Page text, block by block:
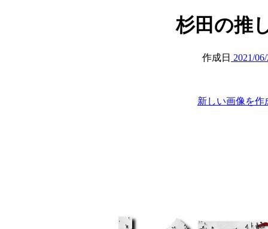
杉田の推
作成日 2021/
新しい画像を作